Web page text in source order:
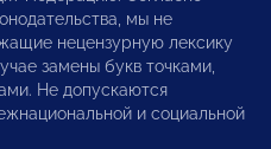
мы не
нецензурную лексику
замены букв точками,
Не допускаются
и социальной